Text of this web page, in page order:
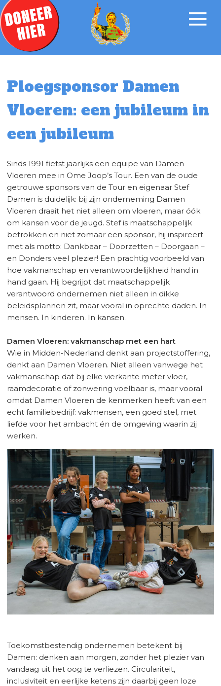
Ploegsponsor Damen
Vloeren: een jubileum in
een jubileum
Sinds 1991 fietst jaarlijks een equipe van Damen
Vloeren mee in Ome Joop’s Tour. Een van de oude
getrouwe sponsors van de Tour en eigenaar Stef
Damen is duidelijk: bij zijn onderneming Damen
Vloeren draait het niet alleen om vloeren, maar óók
om kansen voor de jeugd. Stef is maatschappelijk
betrokken en niet zomaar een sponsor, hij inspireert
met als motto: Dankbaar – Doorzetten – Doorgaan –
en Donders veel plezier! Een prachtig voorbeeld van
hoe vakmanschap en verantwoordelijkheid hand in
hand gaan. Hij begrijpt dat maatschappelijk
verantwoord ondernemen niet alleen in dikke
beleidsplannen zit, maar vooral in oprechte daden. In
mensen. In kinderen. In kansen.
Damen Vloeren: vakmanschap met een hart
Wie in Midden-Nederland denkt aan projectstoffering,
denkt aan Damen Vloeren. Niet alleen vanwege het
vakmanschap dat bij elke vierkante meter vloer,
raamdecoratie of zonwering voelbaar is, maar vooral
omdat Damen Vloeren de kenmerken heeft van een
echt familiebedrijf: vakmensen, een goed stel, met
liefde voor het ambacht én de omgeving waarin zij
werken.
Toekomstbestendig ondernemen betekent bij
Damen: denken aan morgen, zonder het plezier van
vandaag uit het oog te verliezen. Circulariteit,
inclusiviteit en eerlijke ketens zijn daarbij geen loze